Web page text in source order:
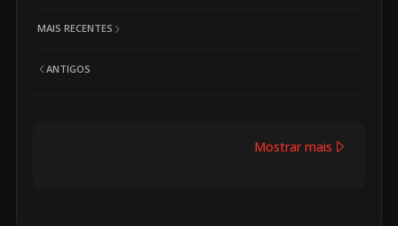
MAIS RECENTES
ANTIGOS
Mostrar mais